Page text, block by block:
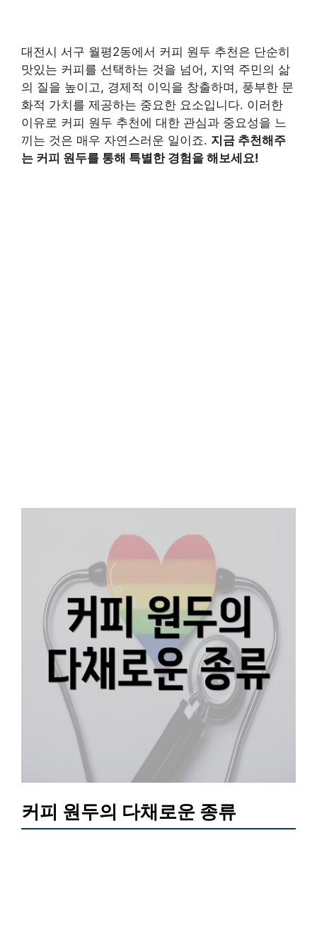
대전시 서구 월평2동에서 커피 원두 추천은 단순히
맛있는 커피를 선택하는 것을 넘어, 지역 주민의 삶
의 질을 높이고, 경제적 이익을 창출하며, 풍부한 문
화적 가치를 제공하는 중요한 요소입니다. 이러한
이유로 커피 원두 추천에 대한 관심과 중요성을 느
끼는 것은 매우 자연스러운 일이죠. 지금 추천해주
는 커피 원두를 통해 특별한 경험을 해보세요!
커피 원두의 다채로운 종류